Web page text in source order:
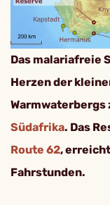
Das malariafreie
Herzen der
Warmwaterbergs
Südafrika. Das
Route 62,
Fahrstunden.